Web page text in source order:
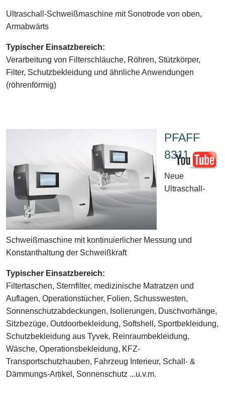
Ultraschall-Schweißmaschine mit Sonotrode von oben,
Armabwärts
Typischer Einsatzbereich:
Verarbeitung von Filterschläuche, Röhren, Stützkörper,
Filter, Schutzbekleidung und ähnliche Anwendungen
(röhrenförmig)
PFAFF
8311
Neue
Ultraschall-
Schweißmaschine mit kontinuierlicher Messung und
Konstanthaltung der Schweißkraft
Typischer Einsatzbereich:
Filtertaschen, Sternfilter, medizinische Matratzen und
Auflagen, Operationstücher, Folien, Schusswesten,
Sonnenschutzabdeckungen, Isolierungen, Duschvorhänge,
Sitzbezüge, Outdoorbekleidung, Softshell, Sportbekleidung,
Schutzbekleidung aus Tyvek, Reinraumbekleidung,
Wäsche, Operationsbekleidung, KFZ-
Transportschutzhauben, Fahrzeug Interieur, Schall- &
Dämmungs-Artikel, Sonnenschutz ...u.v.m.